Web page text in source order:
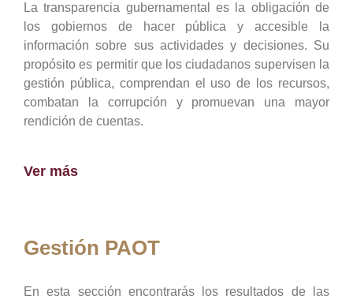
La transparencia gubernamental es la obligación de
los gobiernos de hacer pública y accesible la
información sobre sus actividades y decisiones. Su
propósito es permitir que los ciudadanos supervisen la
gestión pública, comprendan el uso de los recursos,
combatan la corrupción y promuevan una mayor
rendición de cuentas.
Ver más
Gestión PAOT
En esta sección encontrarás los resultados de las